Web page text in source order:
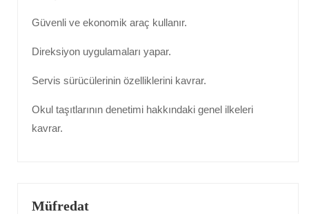
Güvenli ve ekonomik araç kullanır.
Direksiyon uygulamaları yapar.
Servis sürücülerinin özelliklerini kavrar.
Okul taşıtlarının denetimi hakkındaki genel ilkeleri
kavrar.
Müfredat